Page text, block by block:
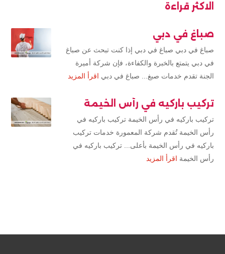
الاكثر قراءة
صباغ في دبي
صباغ في دبي صباغ في دبي إذا كنت تبحث عن صباغ
في دبي يتمتع بالخبرة والكفاءة، فإن شركة أميرة
الجنة تقدم خدمات صبغ... صباغ في دبي اقرأ المزيد
تركيب باركيه في رأس الخيمة
تركيب باركيه في رأس الخيمة تركيب باركيه في
رأس الخيمة تُقدم شركة المعمورة خدمات تركيب
باركيه في رأس الخيمة بأعلى... تركيب باركيه في
رأس الخيمة اقرأ المزيد